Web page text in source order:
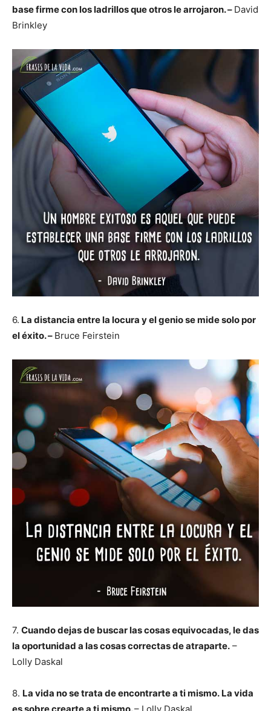
base firme con los ladrillos que otros le arrojaron. – David
Brinkley
6. La distancia entre la locura y el genio se mide solo por
el éxito. – Bruce Feirstein
7. Cuando dejas de buscar las cosas equivocadas, le das
la oportunidad a las cosas correctas de atraparte. –
Lolly Daskal
8. La vida no se trata de encontrarte a ti mismo. La vida